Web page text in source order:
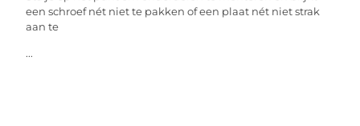
een schroef nét niet te pakken of een plaat nét niet strak
aan te
...